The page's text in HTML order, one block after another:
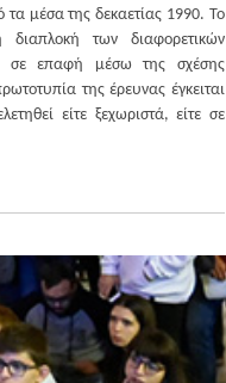
τα μέσα της δεκαετίας 1990. Το
των διαφορετικών
σε επαφή μέσω της σχέσης
της έρευνας έγκειται
είτε ξεχωριστά, είτε σε